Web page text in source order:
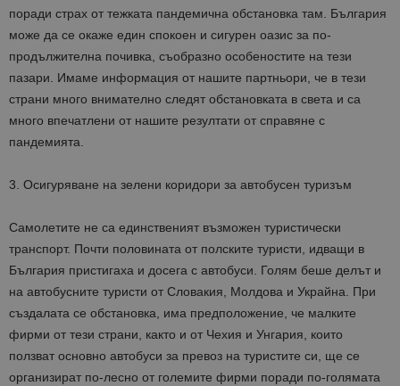
поради страх от тежката пандемична обстановка там. България
може да се окаже един спокоен и сигурен оазис за по-
продължителна почивка, съобразно особеностите на тези
пазари. Имаме информация от нашите партньори, че в тези
страни много внимателно следят обстановката в света и са
много впечатлени от нашите резултати от справяне с
пандемията.
3. Осигуряване на зелени коридори за автобусен туризъм
Самолетите не са единственият възможен туристически
транспорт. Почти половината от полските туристи, идващи в
България пристигаха и досега с автобуси. Голям беше делът и
на автобусните туристи от Словакия, Молдова и Украйна. При
създалата се обстановка, има предположение, че малките
фирми от тези страни, както и от Чехия и Унгария, които
ползват основно автобуси за превоз на туристите си, ще се
организират по-лесно от големите фирми поради по-голямата